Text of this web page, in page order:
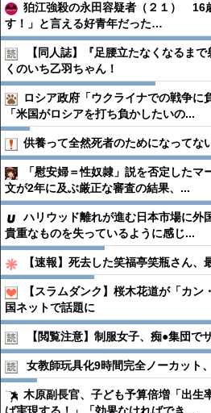
狛江強殺の永田容疑者（２１） 16
す！」と言える好青年だった…
【同人誌】『足腰立たなくなるま
くのいち乙羽ちゃん！
ロシア政府「ウクライナでの戦争に
「米国がロシアを打ち負かしたいの...
供養って全然死者のためになってな
「慰安婦＝性奴隷」説を否定した
文が2年に及ぶ厳正な審査の結果、...
ハリウッド離れが進む日本市場に外
貴重なものを失っているように感じ...
【速報】死去した笑福亭笑瓶さん、
【スラムダンク】桜木花道が「カ
国ネットで話題に
【閲覧注意】制服女子、痴●︎集団で
女教師玩具化9時間完全ノーカット
木原副長官、子ども予算倍増「出生